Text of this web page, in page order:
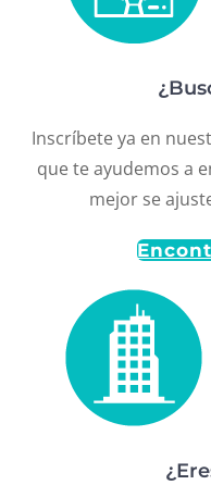
Inscríbete ya en
que te ayudemos a
mejor se